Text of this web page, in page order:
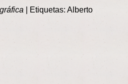
Etiquetas: Alberto
entradas